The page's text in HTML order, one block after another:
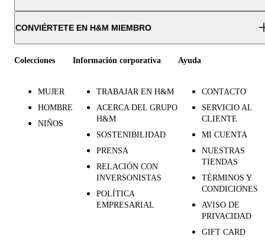
CONVIÉRTETE EN H&M MIEMBRO
Colecciones
MUJER
HOMBRE
NIÑOS
Información corporativa
TRABAJAR EN H&M
ACERCA DEL GRUPO
H&M
SOSTENIBILIDAD
PRENSA
RELACIÓN CON
INVERSONISTAS
POLÍTICA
EMPRESARIAL
Ayuda
CONTACTO
SERVICIO AL
CLIENTE
MI CUENTA
NUESTRAS
TIENDAS
TÉRMINOS Y
CONDICIONES
AVISO DE
PRIVACIDAD
GIFT CARD